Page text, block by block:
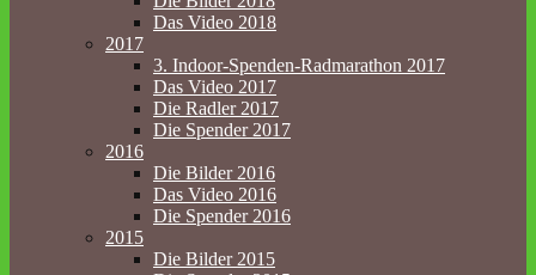
Das Video 2018
2017
3. Indoor-Spenden-Radmarathon 2017
Das Video 2017
Die Radler 2017
Die Spender 2017
2016
Die Bilder 2016
Das Video 2016
Die Spender 2016
2015
Die Bilder 2015